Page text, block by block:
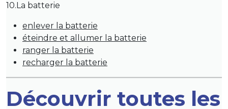
10.La batterie
enlever la batterie
éteindre et allumer la batterie
ranger la batterie
recharger la batterie
Découvrir toutes les